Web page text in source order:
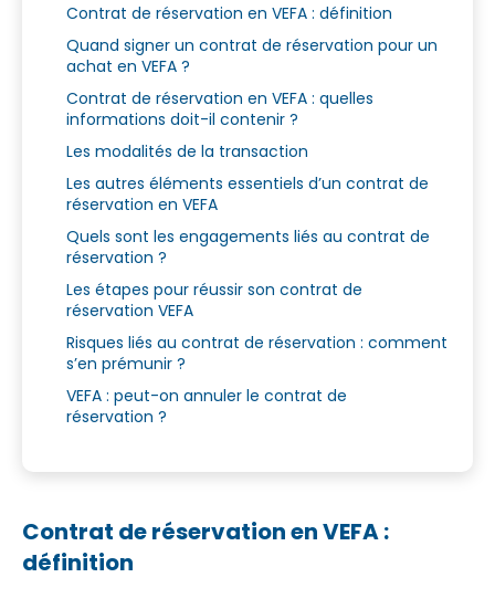
Contrat de réservation en VEFA : définition
Quand signer un contrat de réservation pour un
achat en VEFA ?
Contrat de réservation en VEFA : quelles
informations doit-il contenir ?
Les modalités de la transaction
Les autres éléments essentiels d’un contrat de
réservation en VEFA
Quels sont les engagements liés au contrat de
réservation ?
Les étapes pour réussir son contrat de
réservation VEFA
Risques liés au contrat de réservation : comment
s’en prémunir ?
VEFA : peut-on annuler le contrat de
réservation ?
Contrat de réservation en VEFA :
définition